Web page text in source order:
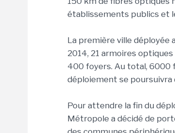
établissements publics et
La première ville déployée
2014, 21 armoires
400 foyers. Au total, 6000
déploiement se poursuivra
Pour attendre la fin du
Métropole a décidé de